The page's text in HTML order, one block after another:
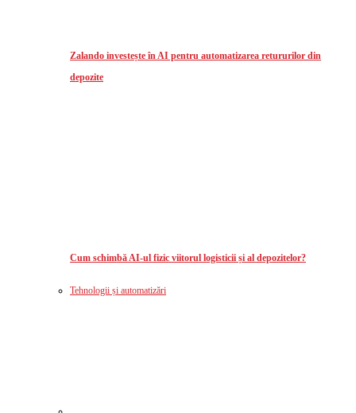
Zalando investește în AI pentru automatizarea retururilor din
depozite
Cum schimbă AI-ul fizic viitorul logisticii și al depozitelor?
Tehnologii și automatizări